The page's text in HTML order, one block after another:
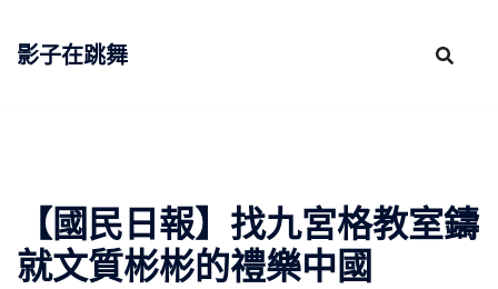
影子在跳舞
【國民日報】找九宮格教室鑄
就文質彬彬的禮樂中國